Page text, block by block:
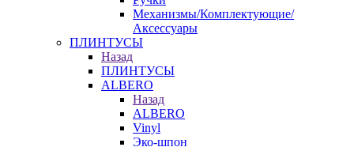
Механизмы/Комплектующие/
Аксессуары
ПЛИНТУСЫ
Назад
ПЛИНТУСЫ
ALBERO
Назад
ALBERO
Vinyl
Эко-шпон